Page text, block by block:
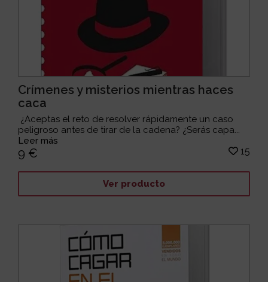
Crímenes y misterios mientras haces
caca
¿Aceptas el reto de resolver rápidamente un caso
peligroso antes de tirar de la cadena? ¿Serás capa...
Leer más
9 € 15
Ver producto